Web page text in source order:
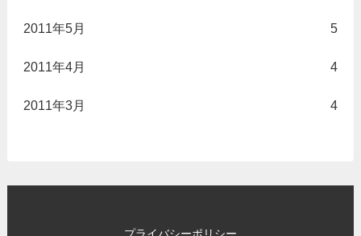
2011年5月 5
2011年4月 4
2011年3月 4
プライバシーポリシー